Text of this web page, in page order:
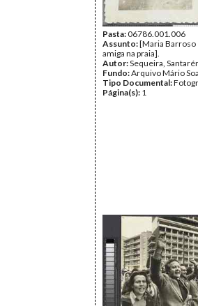
Pasta:06786.001.006
Assunto:[Maria Barroso
amiga na praia].
Autor:Sequeira,
Fundo:Arquivo Mário
Tipo Documental:
Página(s): 1